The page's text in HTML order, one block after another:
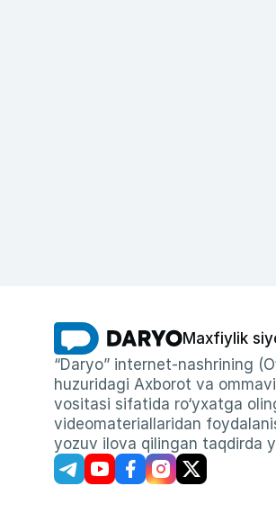
Maxfiylik
“Daryo” internet-nashrining
huzuridagi Axborot va
vositasi sifatida ro‘yxatga
videomateriallaridan
yozuv ilova qilingan taqdirda